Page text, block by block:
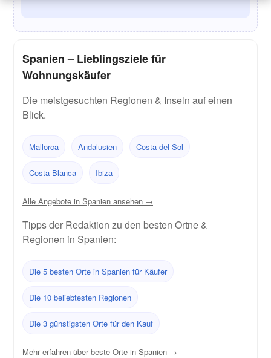
Spanien – Lieblingsziele für
Wohnungskäufer
Die meistgesuchten Regionen & Inseln auf einen
Blick.
Mallorca Andalusien Costa del Sol
Costa Blanca Ibiza
Alle Angebote in Spanien ansehen →
Tipps der Redaktion zu den besten Ortne &
Regionen in Spanien:
Die 5 besten Orte in Spanien für Käufer
Die 10 beliebtesten Regionen
Die 3 günstigsten Orte für den Kauf
Mehr erfahren über beste Orte in Spanien →